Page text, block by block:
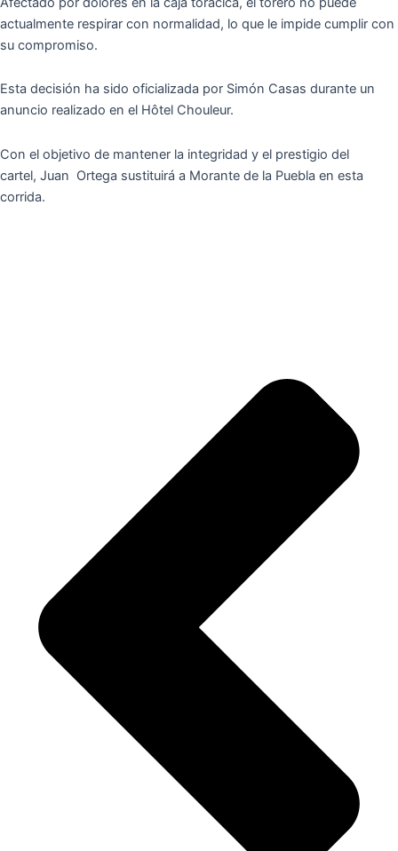
actualmente respirar con normalidad, lo que le impide cumplir con
su compromiso.
Esta decisión ha sido oficializada por Simón Casas durante un
anuncio realizado en el Hôtel Chouleur.
Con el objetivo de mantener la integridad y el prestigio del
cartel, Juan Ortega sustituirá a Morante de la Puebla en esta
corrida.